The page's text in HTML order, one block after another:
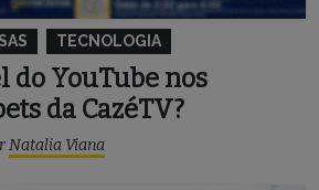
TECNOLOGIA
do YouTube nos
da CazéTV?
Natalia Viana